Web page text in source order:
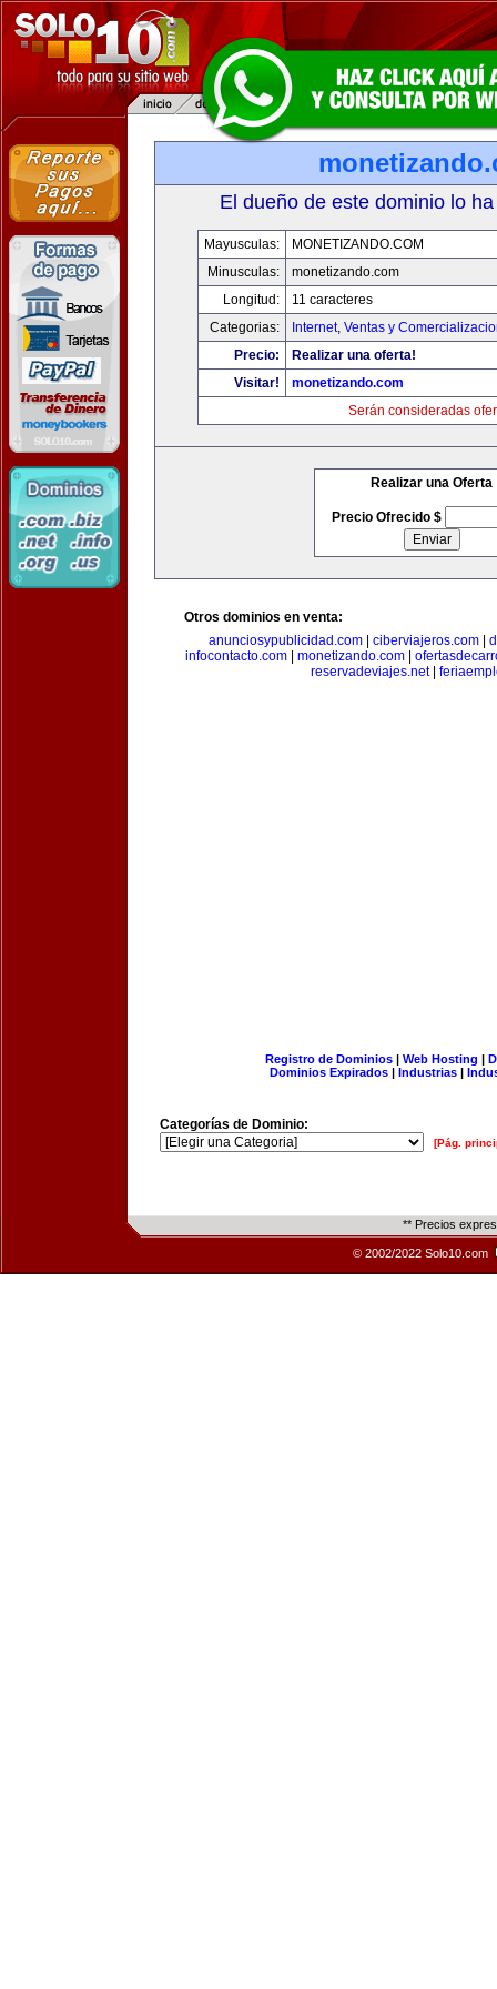
El dueño de este dominio lo
Mayusculas:
MONETIZANDO.COM
Minusculas:
monetizando.com
Longitud:
11 caracteres
Categorias:
Internet, Ventas y
Precio:
Realizar una oferta!
Visitar!
monetizando.com
Serán consideradas
Realizar una Oferta
Precio Ofrecido $
Otros dominios en venta:
anunciosypublicidad.com| ciberviajeros.com|
infocontacto.com
monetizando.com
reservadeviajes.net|
Registro de Dominios| Web Hosting |
Dominios Expirados | Industrias |
Categorías de Dominio:
[Pág.
** Precios
© 2002/2022 Solo10.com